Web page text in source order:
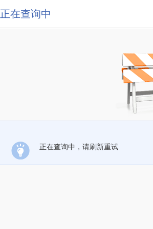
正在查询中
正在查询中，请刷新重试